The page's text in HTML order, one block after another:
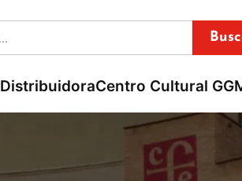
DistribuidoraCentro Cultural